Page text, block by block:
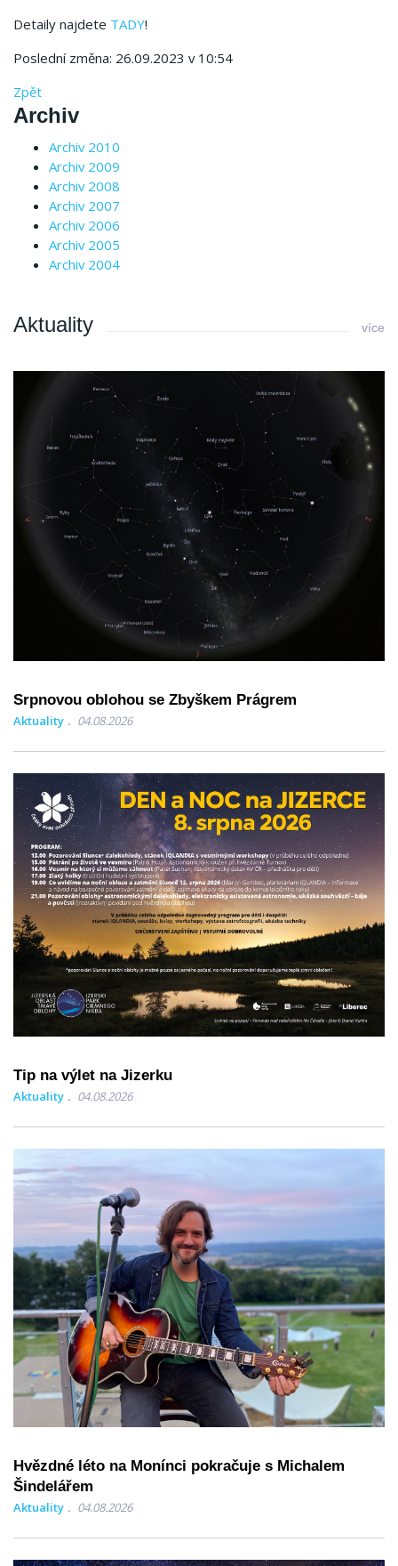
Detaily najdete TADY!
Poslední změna: 26.09.2023 v 10:54
Zpět
Archiv
Archiv 2010
Archiv 2009
Archiv 2008
Archiv 2007
Archiv 2006
Archiv 2005
Archiv 2004
Aktuality více
Srpnovou oblohou se Zbyškem Prágrem
Aktuality 04.08.2026
Tip na výlet na Jizerku
Aktuality 04.08.2026
Hvězdné léto na Monínci pokračuje s Michalem
Šindelářem
Aktuality 04.08.2026